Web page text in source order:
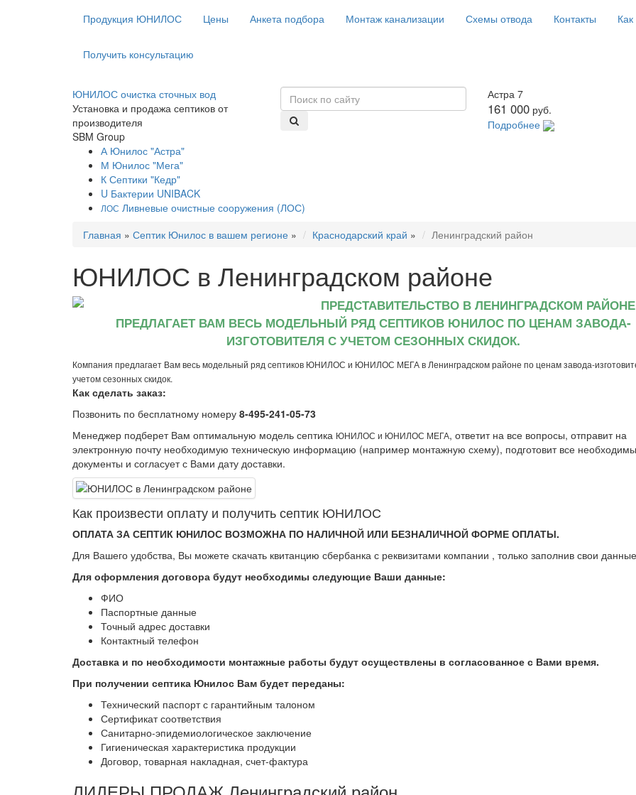
Продукция ЮНИЛОС Цены Анкета подбора Монтаж канализации Схемы отвода Контакты
Получить консультацию
ЮНИЛОС очистка сточных вод
Установка и продажа септиков от
производителя
SBM Group
Астра 7
161 000 руб.
Подробнее
АЮнилос "Астра"
М Юнилос "Мега"
К Септики "Кедр"
U Бактерии UNIBACK
ЛОС Ливневые очистные сооружения (ЛОС)
Главная » Септик Юнилос в вашем регионе » Краснодарский край » Ленинградский район
ЮНИЛОС в Ленинградском районе
ПРЕДСТАВИТЕЛЬСТВО В ЛЕНИНГРАДСКОМ РАЙОНЕ
ПРЕДЛАГАЕТ ВАМ ВЕСЬ МОДЕЛЬНЫЙ РЯД СЕПТИКОВ ЮНИЛОС ПО ЦЕНАМ ЗАВОДА-
ИЗГОТОВИТЕЛЯ С УЧЕТОМ СЕЗОННЫХ СКИДОК.
Компания предлагает Вам весь модельный ряд септиков ЮНИЛОС и ЮНИЛОС МЕГА в Ленинградском районе по ценам завода-
учетом сезонных скидок.
Как сделать заказ:
Позвонить по бесплатному номеру 8-495-241-05-73
Менеджер подберет Вам оптимальную модель септика ЮНИЛОС и ЮНИЛОС МЕГА, ответит на все вопросы, отправит на
электронную почту необходимую техническую информацию (например монтажную схему), подготовит все
документы и согласует с Вами дату доставки.
Как произвеcти оплату и получить септик ЮНИЛОС
ОПЛАТА ЗА СЕПТИК ЮНИЛОС ВОЗМОЖНА ПО НАЛИЧНОЙ ИЛИ БЕЗНАЛИЧНОЙ ФОРМЕ ОПЛАТЫ.
Для Вашего удобства, Вы можете скачать квитанцию сбербанка с реквизитами компании , только заполнив свои
Для оформления договора будут необходимы следующие Ваши данные:
ФИО
Паспортные данные
Точный адрес доставки
Контактный телефон
Доставка и по необходимости монтажные работы будут осуществлены в согласованное с Вами время.
При получении септика Юнилос Вам будет переданы:
Технический паспорт с гарантийным талоном
Сертификат соответствия
Санитарно-эпидемиологическое заключение
Гигиеническая характеристика продукции
Договор, товарная накладная, счет-фактура